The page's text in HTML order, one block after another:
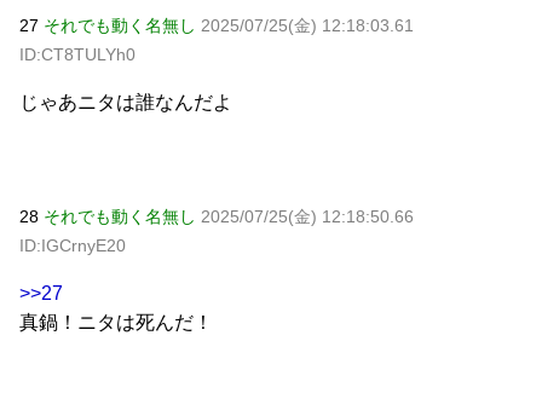
27 それでも動く名無し 2025/07/25(金) 12:18:03.61
ID:CT8TULYh0
じゃあニタは誰なんだよ
28 それでも動く名無し 2025/07/25(金) 12:18:50.66
ID:IGCrnyE20
>>27
真鍋！ニタは死んだ！